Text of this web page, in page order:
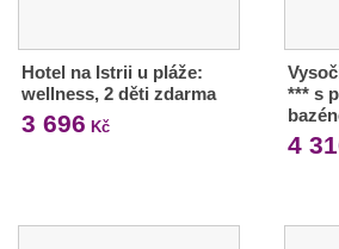
Hotel na Istrii u pláže:
wellness, 2 děti zdarma
3 696 Kč
*** s
4